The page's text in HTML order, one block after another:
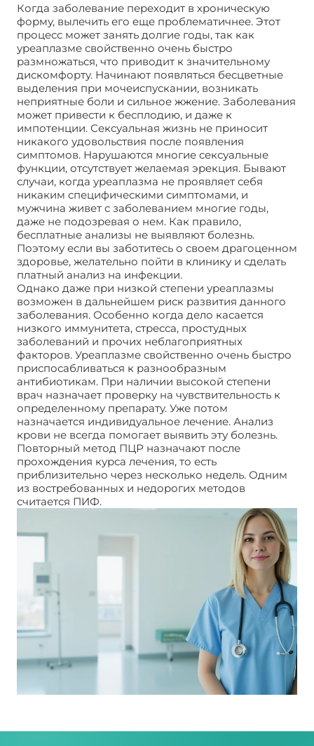
Когда заболевание переходит в хроническую
форму, вылечить его еще проблематичнее. Этот
процесс может занять долгие годы, так как
уреаплазме свойственно очень быстро
размножаться, что приводит к значительному
дискомфорту. Начинают появляться бесцветные
выделения при мочеиспускании, возникать
неприятные боли и сильное жжение. Заболевания
может привести к бесплодию, и даже к
импотенции. Сексуальная жизнь не приносит
никакого удовольствия после появления
симптомов. Нарушаются многие сексуальные
функции, отсутствует желаемая эрекция. Бывают
случаи, когда уреаплазма не проявляет себя
никаким специфическими симптомами, и
мужчина живет с заболеванием многие годы,
даже не подозревая о нем. Как правило,
бесплатные анализы не выявляют болезнь.
Поэтому если вы заботитесь о своем драгоценном
здоровье, желательно пойти в клинику и сделать
платный анализ на инфекции.
Однако даже при низкой степени уреаплазмы
возможен в дальнейшем риск развития данного
заболевания. Особенно когда дело касается
низкого иммунитета, стресса, простудных
заболеваний и прочих неблагоприятных
факторов. Уреаплазме свойственно очень быстро
приспосабливаться к разнообразным
антибиотикам. При наличии высокой степени
врач назначает проверку на чувствительность к
определенному препарату. Уже потом
назначается индивидуальное лечение. Анализ
крови не всегда помогает выявить эту болезнь.
Повторный метод ПЦР назначают после
прохождения курса лечения, то есть
приблизительно через несколько недель. Одним
из востребованных и недорогих методов
считается ПИФ.